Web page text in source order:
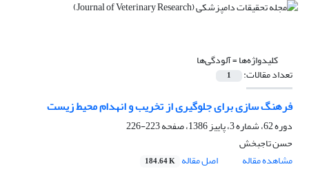
کلیدواژه‌ها =آلودگی‌ها
تعداد مقالات: 1
فرهنگ سازی برای جلوگیری از تخریب و انهدام محیط زیست
دوره 62، شماره 3، پاییز 1386، صفحه
223-226
حسن تاجبخش
مشاهده مقاله
اصل مقاله 184.64 K